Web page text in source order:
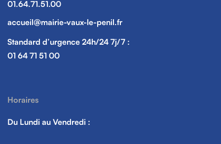
01.64.71.51.00
accueil@mairie-vaux-le-penil.fr
Standard d’urgence 24h/24 7j/7 :
01 64 71 51 00
Horaires
Du Lundi au Vendredi :